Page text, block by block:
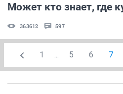
Может кто знает, где
363612 597
1 5 6 7